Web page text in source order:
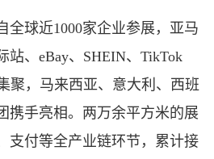
全球近1000家企业参展，亚马
站、eBay、SHEIN、TikTok
聚，马来西亚、意大利、西班
携手亮相。两万余平方米的展
支付等全产业链环节，累计接